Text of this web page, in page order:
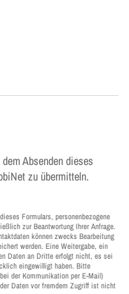
Absenden dieses
zu übermitteln.
Formulars, personenbezogene
zur Beantwortung Ihrer Anfrage.
können zwecks Bearbeitung
werden. Eine Weitergabe, ein
Daten an Dritte erfolgt nicht, es sei
eingewilligt haben. Bitte
der Kommunikation per E-Mail)
Daten vor fremdem Zugriff ist nicht